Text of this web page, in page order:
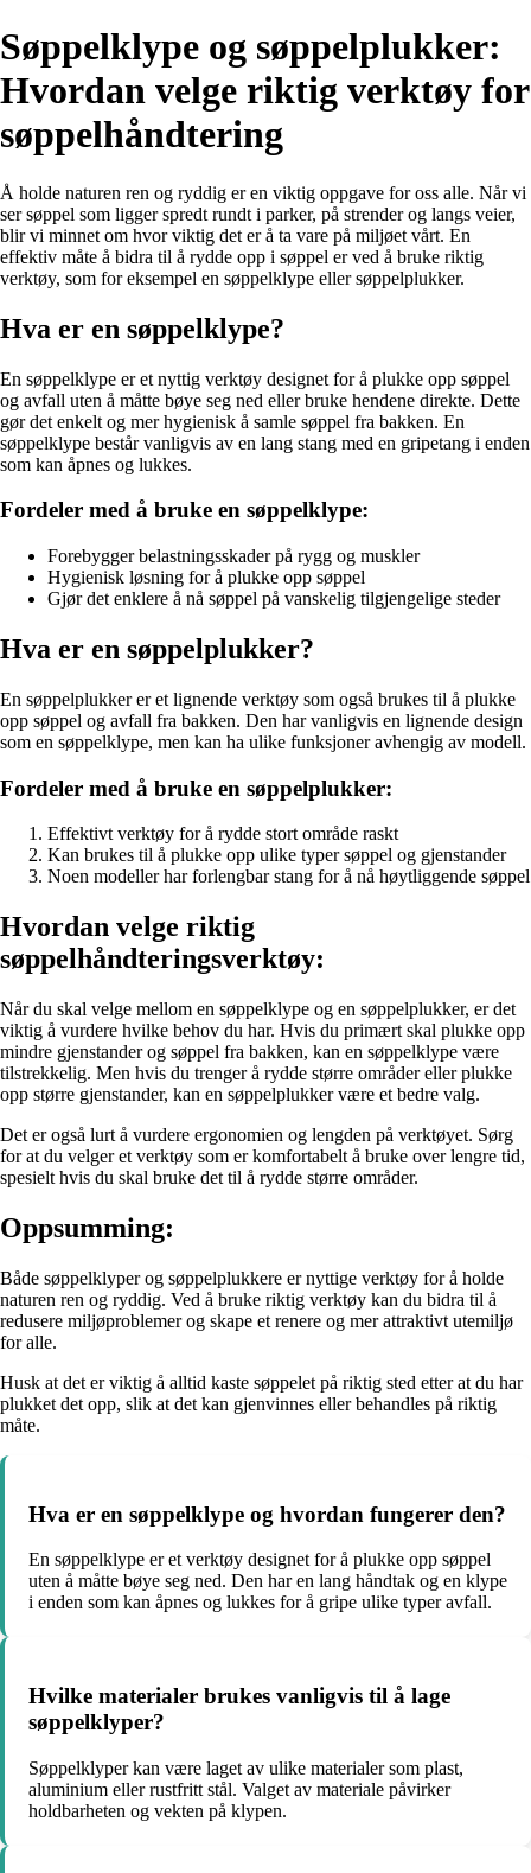
Søppelklype og søppelplukker:
Hvordan velge riktig verktøy for
søppelhåndtering
Å holde naturen ren og ryddig er en viktig oppgave for oss alle. Når vi
ser søppel som ligger spredt rundt i parker, på strender og langs veier,
blir vi minnet om hvor viktig det er å ta vare på miljøet vårt. En
effektiv måte å bidra til å rydde opp i søppel er ved å bruke riktig
verktøy, som for eksempel en søppelklype eller søppelplukker.
Hva er en søppelklype?
En søppelklype er et nyttig verktøy designet for å plukke opp søppel
og avfall uten å måtte bøye seg ned eller bruke hendene direkte. Dette
gør det enkelt og mer hygienisk å samle søppel fra bakken. En
søppelklype består vanligvis av en lang stang med en gripetang i enden
som kan åpnes og lukkes.
Fordeler med å bruke en søppelklype:
Forebygger belastningsskader på rygg og muskler
Hygienisk løsning for å plukke opp søppel
Gjør det enklere å nå søppel på vanskelig tilgjengelige steder
Hva er en søppelplukker?
En søppelplukker er et lignende verktøy som også brukes til å plukke
opp søppel og avfall fra bakken. Den har vanligvis en lignende design
som en søppelklype, men kan ha ulike funksjoner avhengig av modell.
Fordeler med å bruke en søppelplukker:
Effektivt verktøy for å rydde stort område raskt
Kan brukes til å plukke opp ulike typer søppel og gjenstander
Noen modeller har forlengbar stang for å nå høytliggende søppel
Hvordan velge riktig
søppelhåndteringsverktøy:
Når du skal velge mellom en søppelklype og en søppelplukker, er det
viktig å vurdere hvilke behov du har. Hvis du primært skal plukke opp
mindre gjenstander og søppel fra bakken, kan en søppelklype være
tilstrekkelig. Men hvis du trenger å rydde større områder eller plukke
opp større gjenstander, kan en søppelplukker være et bedre valg.
Det er også lurt å vurdere ergonomien og lengden på verktøyet. Sørg
for at du velger et verktøy som er komfortabelt å bruke over lengre tid,
spesielt hvis du skal bruke det til å rydde større områder.
Oppsumming:
Både søppelklyper og søppelplukkere er nyttige verktøy for å holde
naturen ren og ryddig. Ved å bruke riktig verktøy kan du bidra til å
redusere miljøproblemer og skape et renere og mer attraktivt utemiljø
for alle.
Husk at det er viktig å alltid kaste søppelet på riktig sted etter at du har
plukket det opp, slik at det kan gjenvinnes eller behandles på riktig
måte.
Hva er en søppelklype og hvordan fungerer den?
En søppelklype er et verktøy designet for å plukke opp søppel
uten å måtte bøye seg ned. Den har en lang håndtak og en klype
i enden som kan åpnes og lukkes for å gripe ulike typer avfall.
Hvilke materialer brukes vanligvis til å lage
søppelklyper?
Søppelklyper kan være laget av ulike materialer som plast,
aluminium eller rustfritt stål. Valget av materiale påvirker
holdbarheten og vekten på klypen.